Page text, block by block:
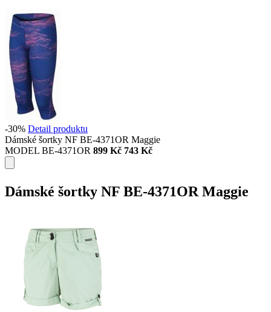
-30% Detail produktu
Dámské šortky NF BE-4371OR Maggie
MODEL BE-4371OR 899 Kč 743 Kč
Dámské šortky NF BE-4371OR Maggie